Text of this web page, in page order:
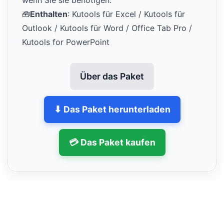
🧰Enthalten: Kutools für Excel / Kutools für
Outlook / Kutools für Word / Office Tab Pro /
Kutools for PowerPoint
Über das Paket
⬇ Das Paket herunterladen
💳 Das Paket kaufen